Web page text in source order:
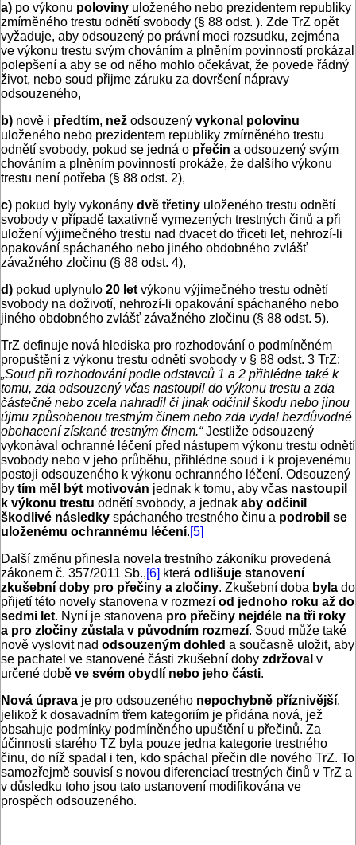
a) po výkonu poloviny uloženého nebo prezidentem republiky
zmírněného trestu odnětí svobody (§ 88 odst. ). Zde TrZ opět
vyžaduje, aby odsouzený po právní moci rozsudku, zejména
ve výkonu trestu svým chováním a plněním povinností prokázal
polepšení a aby se od něho mohlo očekávat, že povede řádný
život, nebo soud přijme záruku za dovršení nápravy
odsouzeného,
b) nově i předtím, než odsouzený vykonal polovinu
uloženého nebo prezidentem republiky zmírněného trestu
odnětí svobody, pokud se jedná o přečin a odsouzený svým
chováním a plněním povinností prokáže, že dalšího výkonu
trestu není potřeba (§ 88 odst. 2),
c) pokud byly vykonány dvě třetiny uloženého trestu odnětí
svobody v případě taxativně vymezených trestných činů a při
uložení výjimečného trestu nad dvacet do třiceti let, nehrozí-li
opakování spáchaného nebo jiného obdobného zvlášť
závažného zločinu (§ 88 odst. 4),
d) pokud uplynulo 20 let výkonu výjimečného trestu odnětí
svobody na doživotí, nehrozí-li opakování spáchaného nebo
jiného obdobného zvlášť závažného zločinu (§ 88 odst. 5).
TrZ definuje nová hlediska pro rozhodování o podmíněném
propuštění z výkonu trestu odnětí svobody v § 88 odst. 3 TrZ:
„Soud při rozhodování podle odstavců 1 a 2 přihlédne také k
tomu, zda odsouzený včas nastoupil do výkonu trestu a zda
částečně nebo zcela nahradil či jinak odčinil škodu nebo jinou
újmu způsobenou trestným činem nebo zda vydal bezdůvodné
obohacení získané trestným činem.“Jestliže odsouzený
vykonával ochranné léčení před nástupem výkonu trestu odnětí
svobody nebo v jeho průběhu, přihlédne soud i k projevenému
postoji odsouzeného k výkonu ochranného léčení. Odsouzený
by tím měl být motivován jednak k tomu, aby včas nastoupil
k výkonu trestu odnětí svobody, a jednak aby odčinil
škodlivé následky spáchaného trestného činu a podrobil se
uloženému ochrannému léčení.[5]
Další změnu přinesla novela trestního zákoníku provedená
zákonem č. 357/2011 Sb.,[6] která odlišuje stanovení
zkušební doby pro přečiny a zločiny. Zkušební doba byla do
přijetí této novely stanovena v rozmezí od jednoho roku až do
sedmi let. Nyní je stanovena pro přečiny nejdéle na tři roky
a pro zločiny zůstala v původním rozmezí. Soud může také
nově vyslovit nad odsouzeným dohled a současně uložit, aby
se pachatel ve stanovené části zkušební doby zdržoval v
určené době ve svém obydlí nebo jeho části.
Nová úprava je pro odsouzeného nepochybně příznivější,
jelikož k dosavadním třem kategoriím je přidána nová, jež
obsahuje podmínky podmíněného upuštění u přečinů. Za
účinnosti starého TZ byla pouze jedna kategorie trestného
činu, do níž spadal i ten, kdo spáchal přečin dle nového TrZ. To
samozřejmě souvisí s novou diferenciací trestných činů v TrZ a
v důsledku toho jsou tato ustanovení modifikována ve
prospěch odsouzeného.